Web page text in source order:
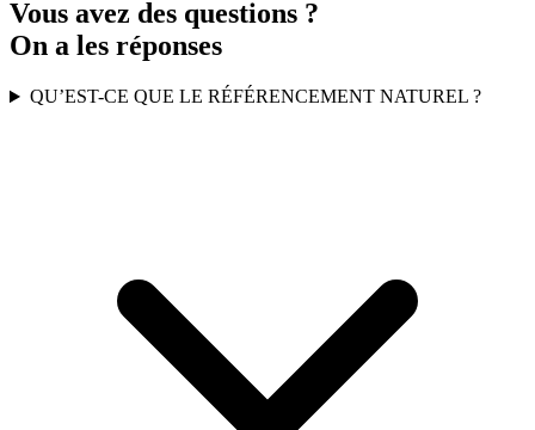
Vous avez des questions ?
On a les réponses
QU’EST-CE QUE LE RÉFÉRENCEMENT NATUREL ?